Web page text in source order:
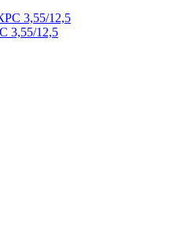
3,55/12,5